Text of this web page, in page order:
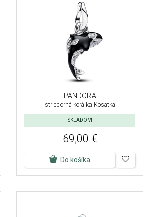
PANDORA
strieborná korálka Kosatka
SKLADOM
69,00 €
Do košíka